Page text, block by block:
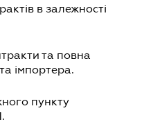
в залежності
та повна
імпортера.
пункту